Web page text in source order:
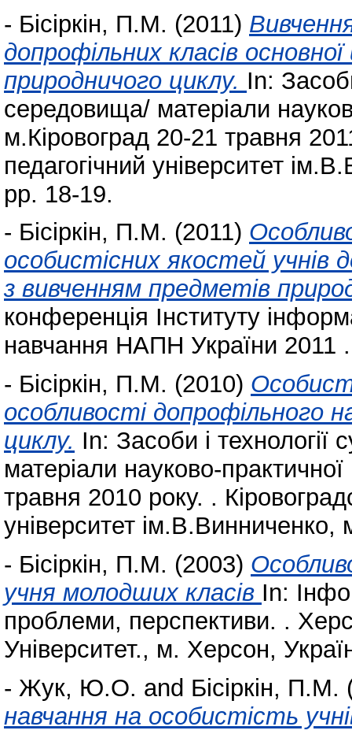
- Бісіркін, П.М. (2011)
допрофільних класів
природничого циклу. In:
середовища/ матеріали
м.Кіровоград 20-21 травня
педагогічний університет
pp. 18-19.
- Бісіркін, П.М. (2011)
особистісних якостей учнів
з вивченням предметів
конференція Інституту
навчання НАПН України 2011
- Бісіркін, П.М. (2010)
особливості допрофільного
циклу. In: Засоби і
матеріали науково-
травня 2010 року. .
університет ім.В.Винниченко,
- Бісіркін, П.М. (2003)
учня молодших класів In:
проблеми, перспективи. .
Університет., м. Херсон,
- Жук, Ю.О. and Бісіркін, П.М.
навчання на особистість